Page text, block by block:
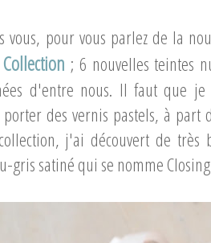
vous, pour vous parlez de la
; 6 nouvelles teintes
d'entre nous. Il faut que
des vernis pastels, à part
j'ai découvert de
gris satiné qui se nomme